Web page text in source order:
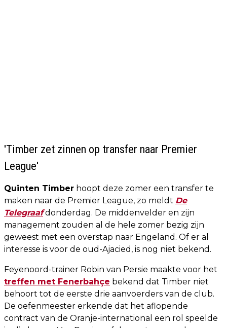
'Timber zet zinnen op transfer naar Premier
League'
Quinten Timber hoopt deze zomer een transfer te
maken naar de Premier League, zo meldt De
Telegraafdonderdag. De middenvelder en zijn
management zouden al de hele zomer bezig zijn
geweest met een overstap naar Engeland. Of er al
interesse is voor de oud-Ajacied, is nog niet bekend.
Feyenoord-trainer Robin van Persie maakte voor het
treffen met Fenerbahçe bekend dat Timber niet
behoort tot de eerste drie aanvoerders van de club.
De oefenmeester erkende dat het aflopende
contract van de Oranje-international een rol speelde